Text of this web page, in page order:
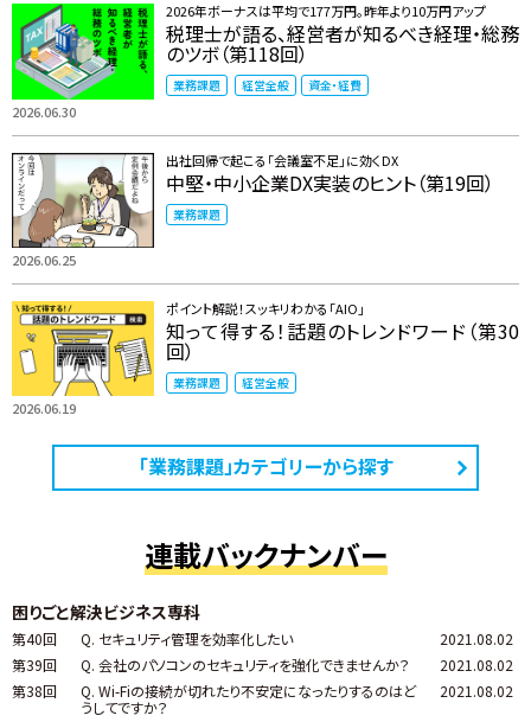
2026.06.30
2026年ボーナスは平均で177万円。昨年より10万円アップ
税理士が語る、経営者が知るべき経理・総務
のツボ（第118回）
業務課題 経営全般 資金・経費
2026.06.25
出社回帰で起こる「会議室不足」に効くDX
中堅・中小企業DX実装のヒント（第19回）
業務課題
2026.06.19
ポイント解説！スッキリわかる「AIO」
知って得する！話題のトレンドワード（第30
回）
業務課題 経営全般
「業務課題」カテゴリーから探す
連載バックナンバー
困りごと解決ビジネス専科
第40回 Q. セキュリティ管理を効率化したい
2021.08.02
第39回
Q. 会社のパソコンのセキュリティを強化できませんか？
2021.08.02
第38回
Q. Wi-Fiの接続が切れたり不安定になったりするのはど
うしてですか？
2021.08.02